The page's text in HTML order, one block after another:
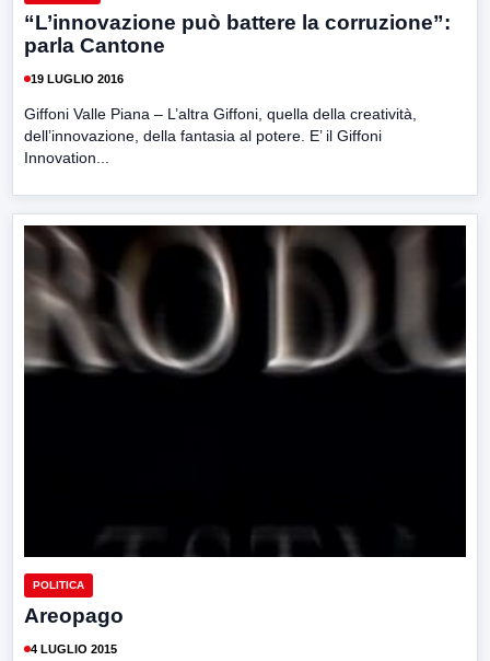
“L’innovazione può battere la corruzione”:
parla Cantone
19 LUGLIO 2016
Giffoni Valle Piana – L’altra Giffoni, quella della creatività,
dell’innovazione, della fantasia al potere. E’ il Giffoni
Innovation...
POLITICA
Areopago
4 LUGLIO 2015